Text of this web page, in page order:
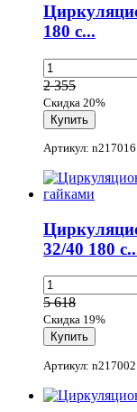
180 с...
2 355
Скидка 20%
Артикул: n217016
32/40 180
5 618
Скидка 19%
Артикул: n217002